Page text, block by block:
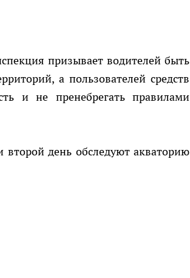
призывает водителей быть
а пользователей средств
и не пренебрегать правилами
второй день обследуют акваторию